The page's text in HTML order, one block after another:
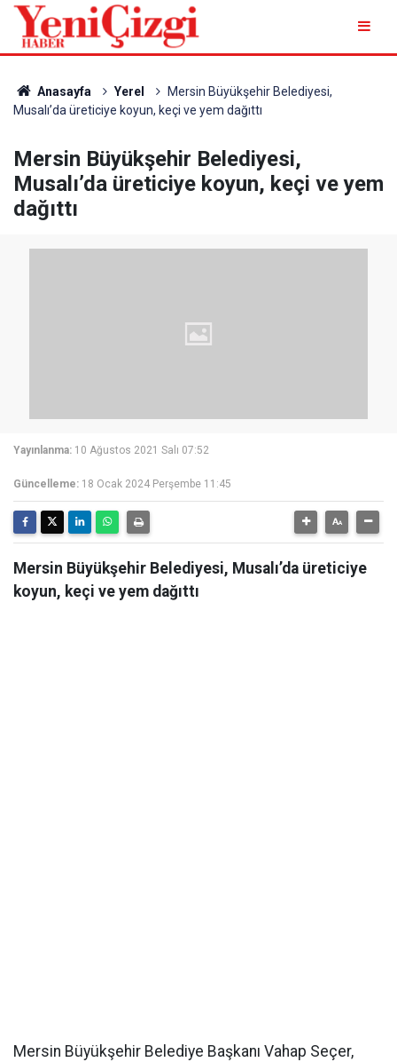
Anasayfa Yerel
Mersin Büyükşehir Belediyesi,
Musalı’da üreticiye koyun, keçi ve yem dağıttı
Mersin Büyükşehir Belediyesi,
Musalı’da üreticiye koyun, keçi ve yem
dağıttı
Yayınlanma: 10 Ağustos 2021 Salı 07:52
Güncelleme: 18 Ocak 2024 Perşembe 11:45
Mersin Büyükşehir Belediyesi, Musalı’da üreticiye
koyun, keçi ve yem dağıttı
Mersin Büyükşehir Belediye Başkanı Vahap Seçer,